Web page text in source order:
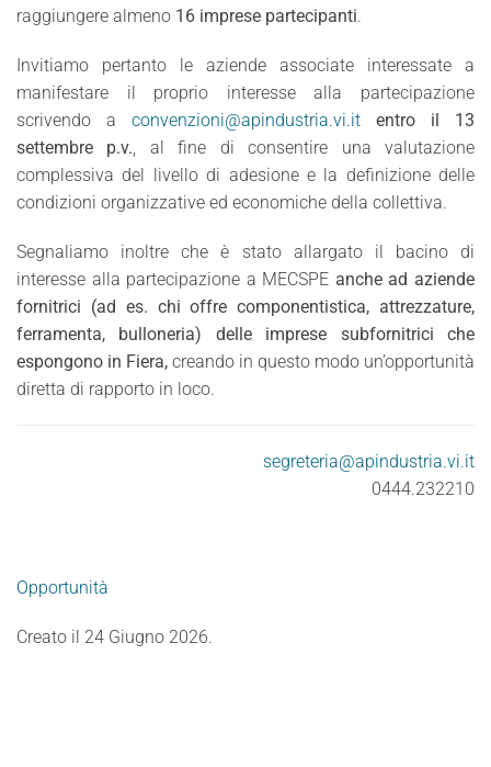
raggiungere almeno 16 imprese partecipanti.
Invitiamo pertanto le aziende associate interessate a
manifestare il proprio interesse alla partecipazione
scrivendo a convenzioni@apindustria.vi.it
entro il 13
settembre p.v., al fine di consentire una valutazione
complessiva del livello di adesione e la definizione delle
condizioni organizzative ed economiche della collettiva.
Segnaliamo inoltre che è stato allargato il bacino di
interesse alla partecipazione a MECSPE anche ad aziende
fornitrici (ad es. chi offre componentistica, attrezzature,
ferramenta, bulloneria) delle imprese subfornitrici che
espongono in Fiera, creando in questo modo un’opportunità
diretta di rapporto in loco.
segreteria@apindustria.vi.it
0444.232210
Opportunità
Creato il 24 Giugno 2026.